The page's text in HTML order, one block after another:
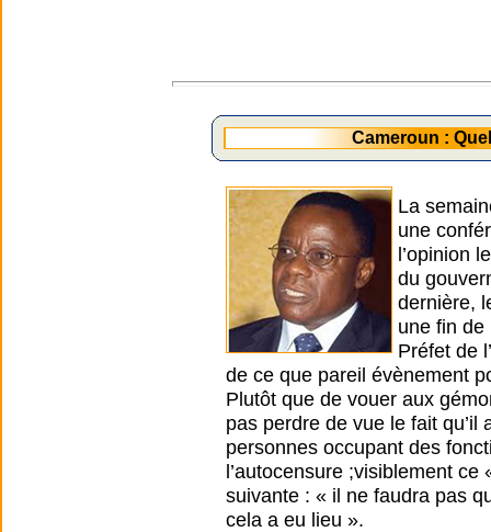
Cameroun :
La
une
l’opinion
du
dernière,
une fin
Préfet de
de ce que pareil évènement
Plutôt que de vouer aux
pas perdre de vue le fait
personnes occupant des
l’autocensure ;visiblement
suivante : « il ne faudra pas
cela a eu lieu ».